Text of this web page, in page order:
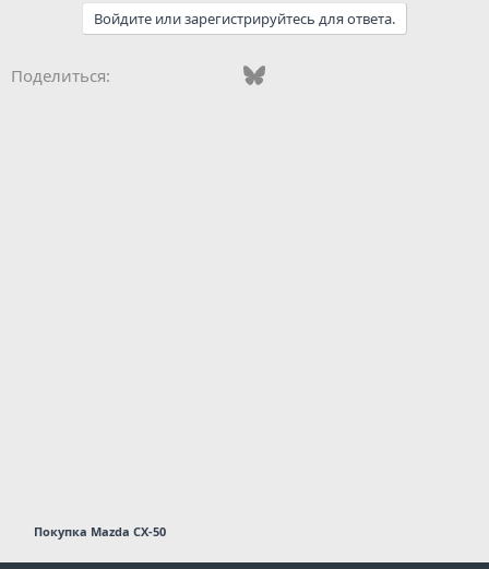
Войдите или зарегистрируйтесь для ответа.
Поделиться: Odnoklassniki
Mail.ruBluesky
Покупка Mazda CX-50